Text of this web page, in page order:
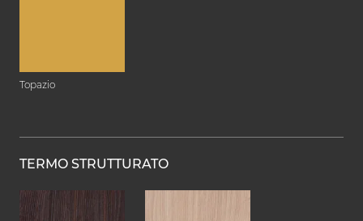
Topazio
TERMO STRUTTURATO